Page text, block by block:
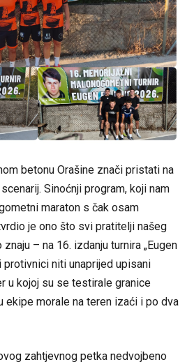
betonu Orašine znači pristati na
Sinoćnji program, koji nam
maraton s čak osam
je ono što svi pratitelji našeg
– na 16. izdanju turnira „Eugen
protivnici niti unaprijed upisani
u kojoj su se testirale granice
ekipe morale na teren izaći i po dva
zahtjevnog petka nedvojbeno